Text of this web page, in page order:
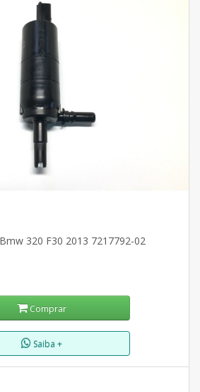
320 F30 2013 7217792-02
Comprar
Saiba +